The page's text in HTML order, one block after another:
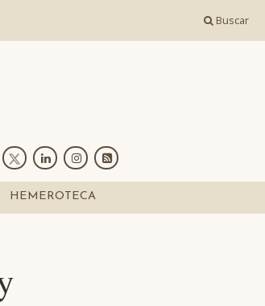
Buscar
HEMEROTECA